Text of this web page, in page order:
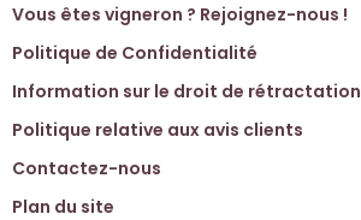
Vous êtes vigneron ? Rejoignez-nous !
Politique de Confidentialité
Information sur le droit de rétractation
Politique relative aux avis clients
Contactez-nous
Plan du site